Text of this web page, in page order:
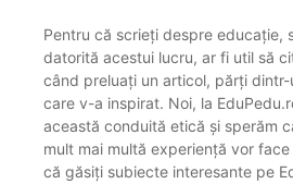
Pentru că scrieți despre educație,
datorită acestui lucru, ar fi util să
când preluați un articol, părți
care v-a inspirat. Noi, la
această conduită etică și sperăm
mult mai multă experiență vor
că găsiți subiecte interesante pe